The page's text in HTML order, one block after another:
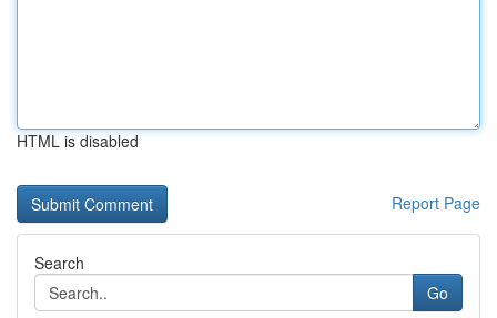
HTML is disabled
Report Page
Search
Go